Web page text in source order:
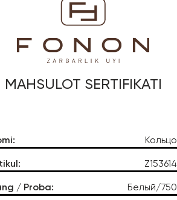
MAHSULOT SERTIFIKATI
: Кольцо
: Z153614
/ Proba: Белый/750